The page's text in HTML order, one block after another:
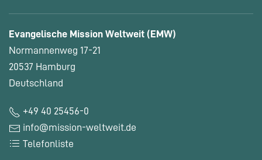
Evangelische Mission Weltweit (EMW)
Normannenweg 17-21
20537 Hamburg
Deutschland
+49 40 25456-0
info@mission-weltweit.de
Telefonliste